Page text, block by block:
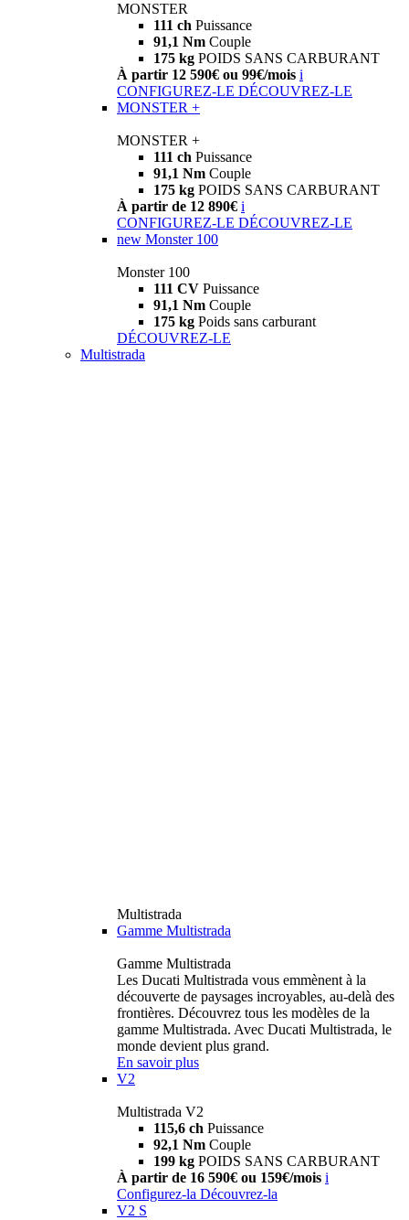
MONSTER
111 ch Puissance
91,1 Nm Couple
175 kg POIDS SANS CARBURANT
À partir 12 590€ ou 99€/mois i
CONFIGUREZ-LE DÉCOUVREZ-LE
MONSTER +
MONSTER +
111 ch Puissance
91,1 Nm Couple
175 kg POIDS SANS CARBURANT
À partir de 12 890€ i
CONFIGUREZ-LE DÉCOUVREZ-LE
new Monster 100
Monster 100
111 CV Puissance
91,1 Nm Couple
175 kg Poids sans carburant
DÉCOUVREZ-LE
Multistrada
Multistrada
Gamme Multistrada
Gamme Multistrada
Les Ducati Multistrada vous emmènent à la
découverte de paysages incroyables, au-delà des
frontières. Découvrez tous les modèles de la
gamme Multistrada. Avec Ducati Multistrada, le
monde devient plus grand.
En savoir plus
V2
Multistrada V2
115,6 ch Puissance
92,1 Nm Couple
199 kg POIDS SANS CARBURANT
À partir de 16 590€ ou 159€/mois i
Configurez-la Découvrez-la
V2 S